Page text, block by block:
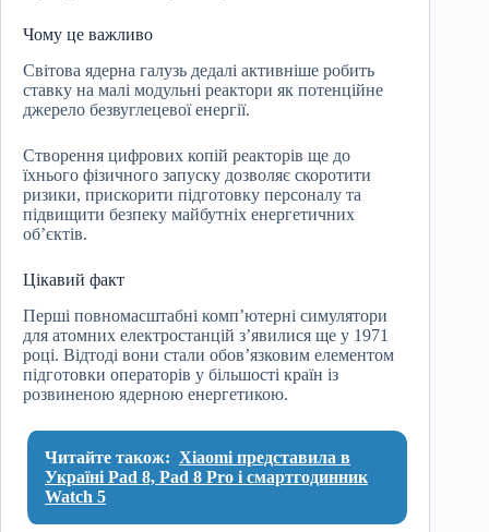
Чому це важливо
Світова ядерна галузь дедалі активніше робить
ставку на малі модульні реактори як потенційне
джерело безвуглецевої енергії.
Створення цифрових копій реакторів ще до
їхнього фізичного запуску дозволяє скоротити
ризики, прискорити підготовку персоналу та
підвищити безпеку майбутніх енергетичних
об’єктів.
Цікавий факт
Перші повномасштабні комп’ютерні симулятори
для атомних електростанцій з’явилися ще у 1971
році. Відтоді вони стали обов’язковим елементом
підготовки операторів у більшості країн із
розвиненою ядерною енергетикою.
Читайте також: Xiaomi представила в
Україні Pad 8, Pad 8 Pro і смартгодинник
Watch 5